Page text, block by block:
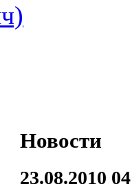
Новости
23.08.2010